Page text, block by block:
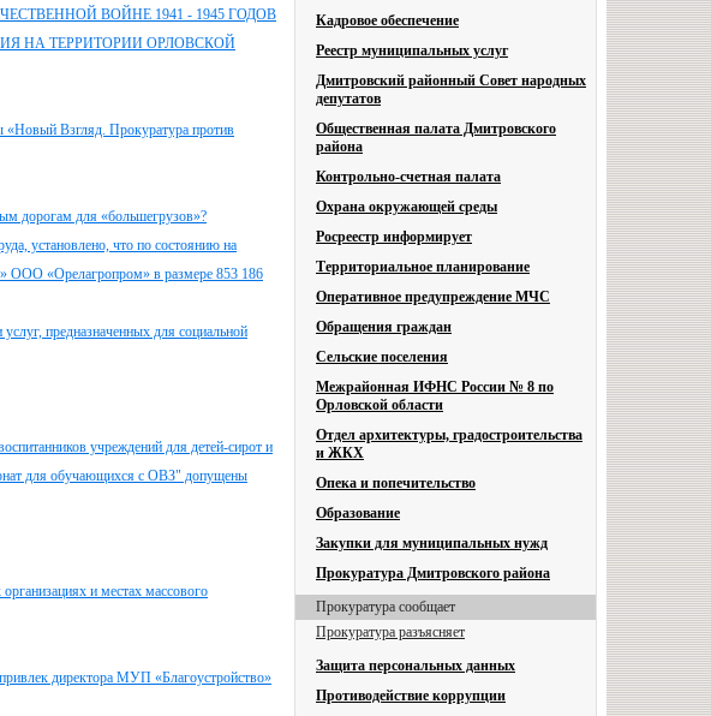
ВОЙНЕ 1941 - 1945 ГОДОВ
НА ТЕРРИТОРИИ ОРЛОВСКОЙ
«Новый Взгляд. Прокуратура против
дорогам для «большегрузов»?
установлено, что по состоянию на
ООО «Орелагропром» в размере 853 186
предназначенных для социальной
учреждений для детей-сирот и
для обучающихся с ОВЗ" допущены
и местах массового
директора МУП «Благоустройство»
Кадровое обеспечение
Реестр муниципальных услуг
Дмитровский районный Совет народных
депутатов
Общественная палата Дмитровского
района
Контрольно-счетная палата
Охрана окружающей среды
Росреестр информирует
Территориальное планирование
Оперативное предупреждение МЧС
Обращения граждан
Сельские поселения
Межрайонная ИФНС России № 8 по
Орловской области
Отдел архитектуры, градостроительства
и ЖКХ
Опека и попечительство
Образование
Закупки для муниципальных нужд
Прокуратура Дмитровского района
Прокуратура сообщает
Прокуратура разъясняет
Защита персональных данных
Противодействие коррупции